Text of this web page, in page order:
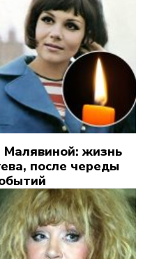
жизнь
после череды